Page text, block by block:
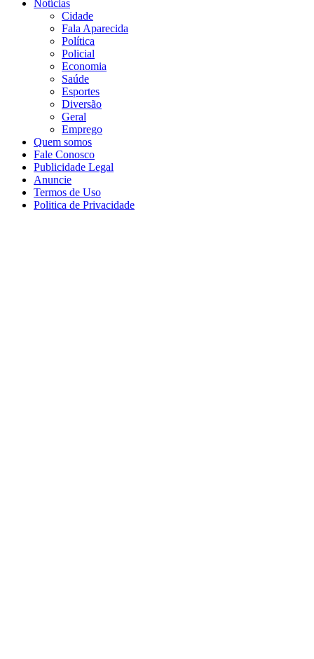
Notícias
Cidade
Fala Aparecida
Política
Policial
Economia
Saúde
Esportes
Diversão
Geral
Emprego
Quem somos
Fale Conosco
Publicidade Legal
Anuncie
Termos de Uso
Politica de Privacidade